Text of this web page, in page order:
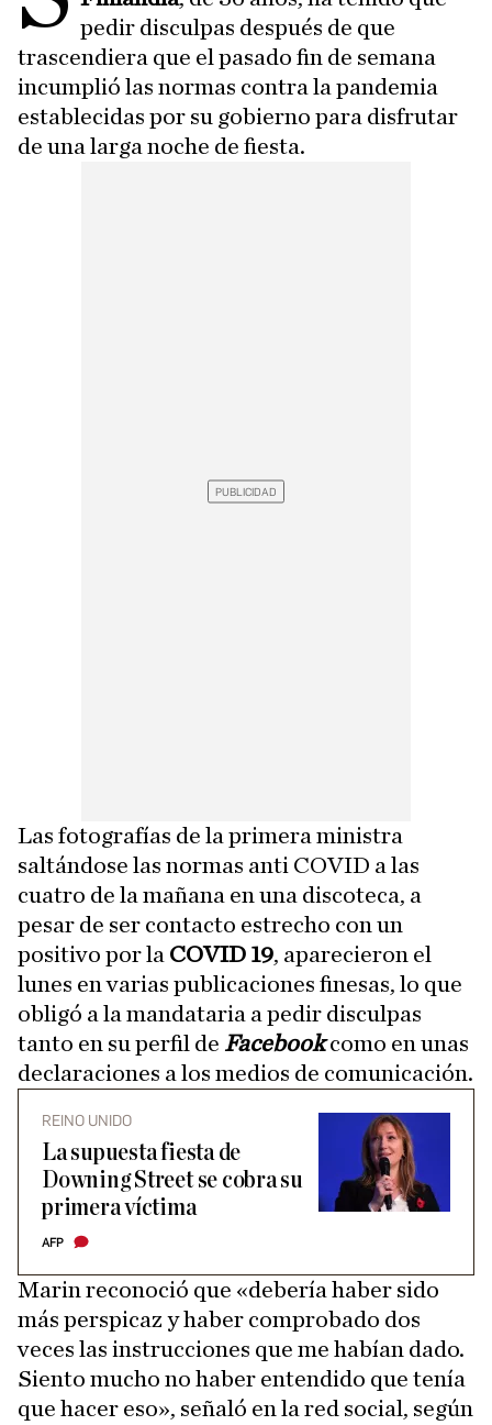
pedir disculpas después de que
trascendiera que el pasado fin de semana
incumplió las normas contra la pandemia
establecidas por su gobierno para disfrutar
de una larga noche de fiesta.
Las fotografías de la primera ministra
saltándose las normas anti COVID a las
cuatro de la mañana en una discoteca, a
pesar de ser contacto estrecho con un
positivo por la COVID 19, aparecieron el
lunes en varias publicaciones finesas, lo que
obligó a la mandataria a pedir disculpas
tanto en su perfil de Facebookcomo en unas
declaraciones a los medios de comunicación.
REINO UNIDO
La supuesta fiesta de
Downing Street se cobra su
primera víctima
AFP
Marin reconoció que «debería haber sido
más perspicaz y haber comprobado dos
veces las instrucciones que me habían dado.
Siento mucho no haber entendido que tenía
que hacer eso», señaló en la red social, según